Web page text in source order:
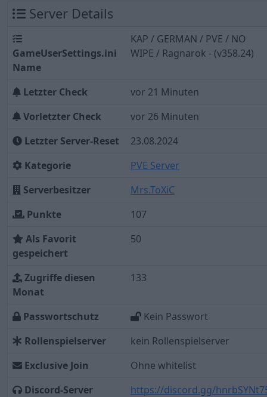
Server Details
GameUserSettings.ini
Name
KAP / GERMAN / PVE / NO
WIPE / Ragnarok - (v358.24)
Letzter Check
vor 21 Minuten
Vorletzter Check
vor 26 Minuten
Letzter Server-Reset
23.08.2024
Kategorie
PVE Server
Serverbesitzer
Mrs.ToXiC
Punkte
107
Als Favorit
gespeichert
50
Zugriffe diesen
Monat
133
Passwortschutz
Kein Passwort
Rollenspielserver
kein Rollenspielserver
Exclusive Join
Ohne whitelist
Discord-Server
https://discord.gg/